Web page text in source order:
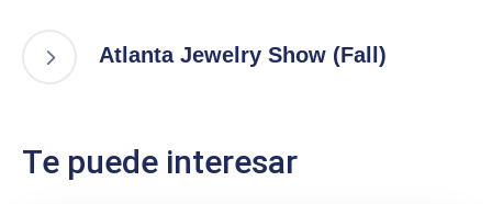
Atlanta Jewelry Show (Fall)
Te puede interesar